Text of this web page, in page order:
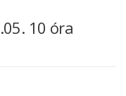
10 óra